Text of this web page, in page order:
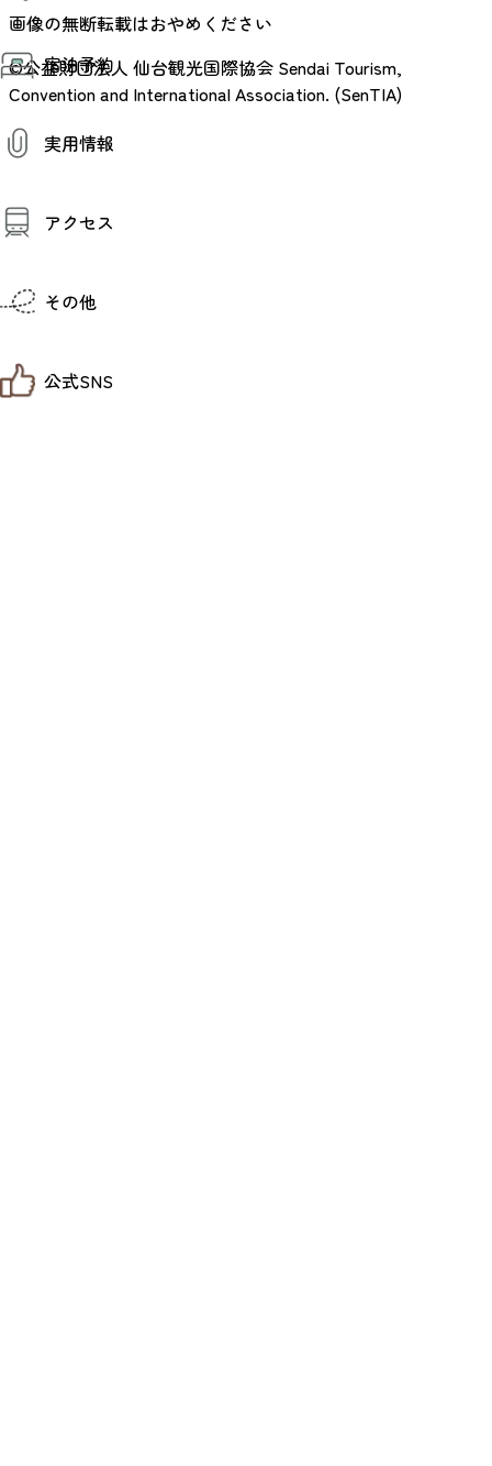
季節のイベント
プロスポーツチーム・プロオーケストラ
仙台の銘品
仙台夜時間
仙台観光マップ
仙台旅先体験コレクション
体験プログラム検索（予約）
体験事業者からのお知らせ
体験事業者
宿泊予約
実用情報
お役立ち情報
アクセス
市内の交通情報
その他
お問い合わせ
公式SNS
画像の無断転載はおやめください
©公益財団法人 仙台観光国際協会 Sendai Tourism,
Convention and International Association. (SenTIA)